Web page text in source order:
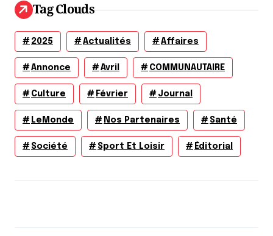
Tag Clouds
2025 Actualités Affaires
Annonce Avril COMMUNAUTAIRE
Culture Février Journal
LeMonde Nos Partenaires Santé
Société Sport Et Loisir Éditorial